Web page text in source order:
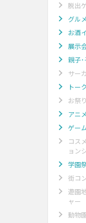
脱出
グル
お酒
展示
親子
サー
トー
お祭
アニ
ゲー
コス
ョン
学園
街コ
遊園
ャー
動物